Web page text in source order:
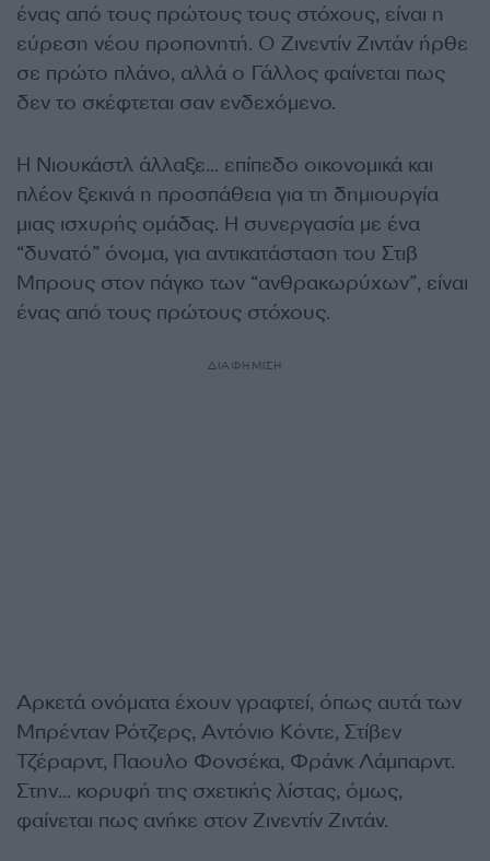
ένας από τους πρώτους τους στόχους, είναι η
εύρεση νέου προπονητή. Ο Ζινεντίν Ζιντάν ήρθε
σε πρώτο πλάνο, αλλά ο Γάλλος φαίνεται πως
δεν το σκέφτεται σαν ενδεχόμενο.
Η Νιουκάστλ άλλαξε… επίπεδο οικονομικά και
πλέον ξεκινά η προσπάθεια για τη δημιουργία
μιας ισχυρής ομάδας. Η συνεργασία με ένα
“δυνατό” όνομα, για αντικατάσταση του Στιβ
Μπρους στον πάγκο των “ανθρακωρύχων”, είναι
ένας από τους πρώτους στόχους.
ΔΙΑΦΗΜΙΣΗ
Αρκετά ονόματα έχουν γραφτεί, όπως αυτά των
Μπρένταν Ρότζερς, Αντόνιο Κόντε, Στίβεν
Τζέραρντ, Παουλο Φονσέκα, Φράνκ Λάμπαρντ.
Στην… κορυφή της σχετικής λίστας, όμως,
φαίνεται πως ανήκε στον Ζινεντίν Ζιντάν.